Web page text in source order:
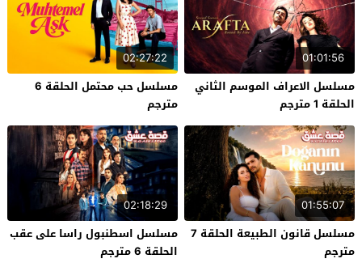
01:01:56
مسلسل الاعراف الموسم الثاني
الحلقة 1 مترجم
02:27:22
مسلسل حب محتمل الحلقة 6
مترجم
01:55:07
مسلسل قانون الطبيعة الحلقة 7
مترجم
02:18:29
مسلسل اسطنبول راسا على عقب
الحلقة 6 مترجم